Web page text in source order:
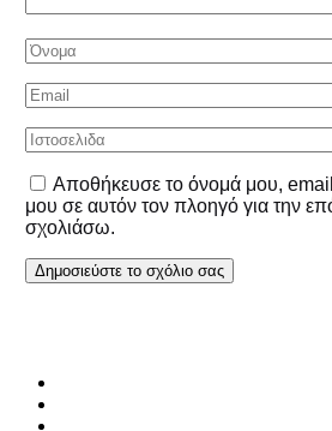
Αποθήκευσε το όνομά μου,
μου σε αυτόν τον πλοηγό για την
σχολιάσω.